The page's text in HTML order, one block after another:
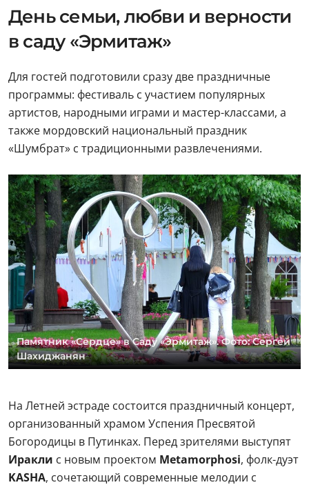
День семьи, любви и верности
в саду «Эрмитаж»
Для гостей подготовили сразу две праздничные
программы: фестиваль с участием популярных
артистов, народными играми и мастер-классами, а
также мордовский национальный праздник
«Шумбрат» с традиционными развлечениями.
Памятник «Сердце» в Саду «Эрмитаж». Фото: Сергей
Шахиджанян
На Летней эстраде состоится праздничный концерт,
организованный храмом Успения Пресвятой
Богородицы в Путинках. Перед зрителями выступят
Иракли с новым проектом Metamorphosi, фолк-дуэт
KASHA, сочетающий современные мелодии с